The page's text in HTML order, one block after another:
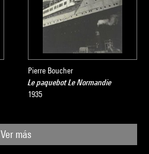
Pierre Boucher
Le paquebot Le Normandie
1935
Ver más